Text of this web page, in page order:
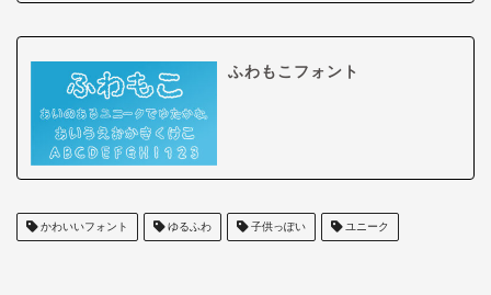
ふわもこフォント
かわいいフォント ゆるふわ 子供っぽい ユニーク